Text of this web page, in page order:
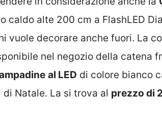
caldo alte 200 cm a FlashLED
vuole decorare anche fuori. La
nel negozio della catena
al LED di colore bianco
di Natale. La si trova al prezzo di